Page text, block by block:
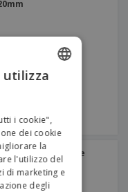
PERU | Cotone
utilizza
i cookie",
dei cookie
la
l'utilizzo del
di marketing e
degli